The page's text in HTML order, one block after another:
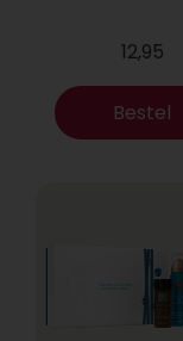
12,95
Bestel